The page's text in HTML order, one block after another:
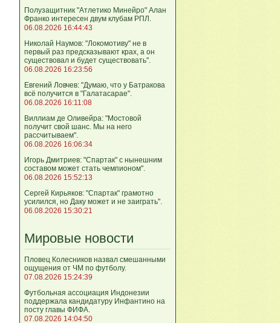
Полузащитник "Атлетико Минейро" Алан
Франко интересен двум клубам РПЛ.
06.08.2026 16:44:43
Николай Наумов: "Локомотиву" не в
первый раз предсказывают крах, а он
существовал и будет существовать".
06.08.2026 16:23:56
Евгений Ловчев: "Думаю, что у Батракова
всё получится в "Галатасарае".
06.08.2026 16:11:08
Виллиам де Оливейра: "Мостовой
получит свой шанс. Мы на него
рассчитываем".
06.08.2026 16:06:34
Игорь Дмитриев: "Спартак" с нынешним
составом может стать чемпионом".
06.08.2026 15:52:13
Сергей Кирьяков: "Спартак" грамотно
усилился, но Даку может и не заиграть".
06.08.2026 15:30:21
Мировые новости
Пловец Колесников назвал смешанными
ощущения от ЧМ по футболу.
07.08.2026 15:24:39
Футбольная ассоциация Индонезии
поддержала кандидатуру Инфантино на
посту главы ФИФА.
07.08.2026 14:04:50